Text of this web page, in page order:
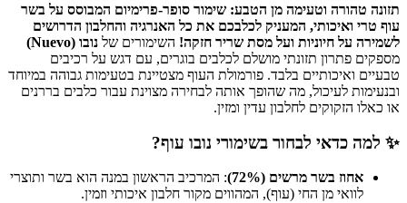
תזונה טהורה וטעימה מן הטבע: שימור סופר-פרימיום המבוסס על בשר
עוף טרי ואיכותי, המעניק לכלבכם את כל האנרגיה והחלבון הדרושים
לשמירה על חיוניות ועל מסת שריר חזקה! השימורים של נובו (Nuevo)
מספקים פתרון תזונתי מושלם לכלבים בוגרים, עם דגש על רכיבים
טבעיים ואיכותיים בלבד. פורמולת העוף מצטיינת בטעימות גבוהה במיוחד
ובנעימות לעיכול, מה שהופך אותה לבחירה מצוינת עבור כלבים בררנים
או כאלו הזקוקים לחלבון עדין ומזין.
✨ למה כדאי לבחור בשימורי נובו עוף?
אחוז בשר מרשים (72%)
: המרכיב הראשון במנה הוא בשר ותוצרי
לוואי מן החי (עוף), המהווים מקור חלבון איכותי וזמין.